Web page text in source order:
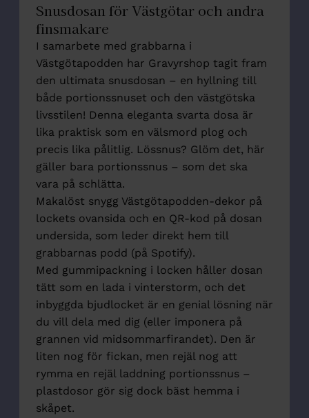
Snusdosan för Västgötar och andra
finsmakare
I samarbete med grabbarna i
Västgötapodden har Gravyrshop tagit fram
den ultimata snusdosan – en hyllning till
både portionssnuset och den västgötska
livsstilen! Denna eleganta svarta dosa är
lika praktisk som en välsmord plog och
precis lika pålitlig. Lössnus? Glöm det, här
gäller bara portionssnus – som det ska
vara på schlätta.
Makalöst snygg Västgötapodden-dekor på
lockets ovansida och en QR-kod på dosan
undersida, som leder direkt hem till
grabbarnas podd (på Spotify).
Med gummipackning i locken håller dosan
tätt som en lada i vinterstorm, och det
inbyggda bjudlocket är en genial lösning när
du vill dela med dig (eller imponera på
grannen vid midsommarfirandet). Den är
liten nog för fickan, men rejäl nog att
rymma en rejäl laddning portionssnus –
plastdosor gör sig dock bäst hemma i
skåpet.